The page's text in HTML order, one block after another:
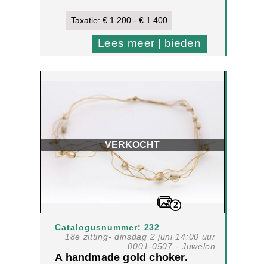
Taxatie: € 1.200 - € 1.400
Lees meer | bieden
VERKOCHT
2
Catalogusnummer: 232
18e zitting- dinsdag 2 juni 14:00 uur
0001-0507 - Juwelen
A handmade gold choker.